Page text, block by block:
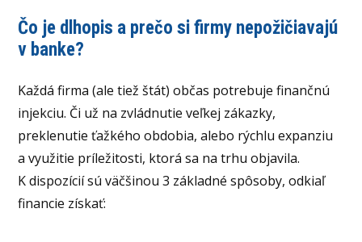
Čo je dlhopis a prečo si firmy nepožičiavajú
v banke?
Každá firma (ale tiež štát) občas potrebuje finančnú
injekciu. Či už na zvládnutie veľkej zákazky,
preklenutie ťažkého obdobia, alebo rýchlu expanziu
a využitie príležitosti, ktorá sa na trhu objavila.
K dispozícií sú väčšinou 3 základné spôsoby, odkiaľ
financie získať: